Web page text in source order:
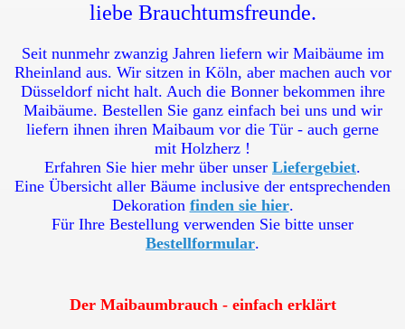
liebe Brauchtumsfreunde.
Seit nunmehr zwanzig Jahren liefern wir Maibäume im
Rheinland aus. Wir sitzen in Köln, aber machen auch vor
Düsseldorf nicht halt. Auch die Bonner bekommen ihre
Maibäume. Bestellen Sie ganz einfach bei uns und wir
liefern ihnen ihren Maibaum vor die Tür - auch gerne
mit Holzherz !
Erfahren Sie hier mehr über unser Liefergebiet.
Eine Übersicht aller Bäume inclusive der entsprechenden
Dekoration finden sie hier.
Für Ihre Bestellung verwenden Sie bitte unser
Bestellformular.
Der Maibaumbrauch - einfach erklärt